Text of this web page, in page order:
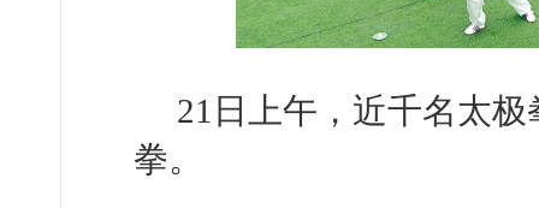
21日上午，近千名太
拳。